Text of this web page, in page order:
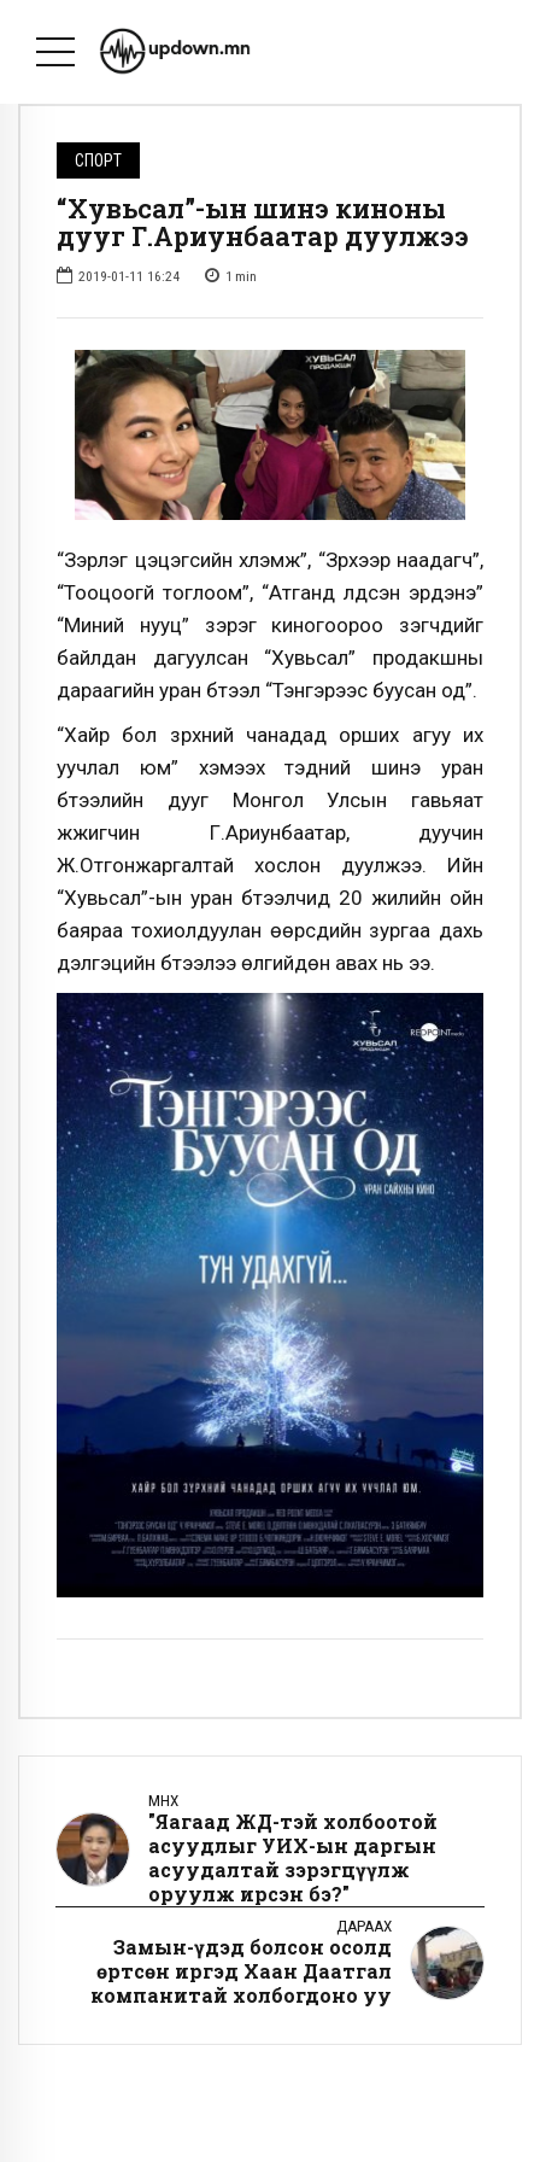
СПОРТ
“Хувьсал”-ын шинэ киноны
дууг Г.Ариунбаатар дуулжээ
2019-01-11 16:24 1 min
“Зэрлэг цэцэгсийн хүлэмж”, “Зүрхээр наадагч”,
“Тооцоогүй тоглоом”, “Атганд үлдсэн эрдэнэ”
“Миний нууц” зэрэг киногоороо үзэгчдийг
байлдан дагуулсан “Хувьсал” продакшны
дараагийн уран бүтээл “Тэнгэрээс буусан од”.
“Хайр бол зүрхний чанадад орших агуу их
уучлал юм” хэмээх тэдний шинэ уран
бүтээлийн дууг Монгол Улсын гавьяат
жүжигчин Г.Ариунбаатар, дуучин
Ж.Отгонжаргалтай хослон дуулжээ. Ийн
“Хувьсал”-ын уран бүтээлчид 20 жилийн ойн
баяраа тохиолдуулан өөрсдийн зургаа дахь
дэлгэцийн бүтээлээ өлгийдөн авах нь ээ.
ӨМНӨХ
"Яагаад ЖДҮ-тэй холбоотой
асуудлыг УИХ-ын даргын
асуудалтай зэрэгцүүлж
оруулж ирсэн бэ?"
ДАРААХ
Замын-Үүдэд болсон осолд
өртсөн иргэд Хаан Даатгал
компанитай холбогдоно уу